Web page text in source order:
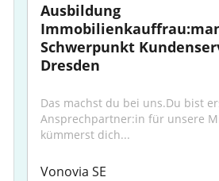
Ausbildung
Schwerpunkt
Dresden
Das machst du bei uns.Du bist
Ansprechpartner:in für unsere
kümmerst dich...
Vonovia SE